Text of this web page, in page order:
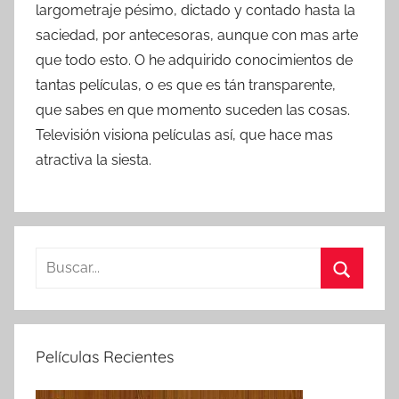
largometraje pésimo, dictado y contado hasta la
saciedad, por antecesoras, aunque con mas arte
que todo esto. O he adquirido conocimientos de
tantas películas, o es que es tán transparente,
que sabes en que momento suceden las cosas.
Televisión visiona películas así, que hace mas
atractiva la siesta.
s
a
u
Películas Recientes